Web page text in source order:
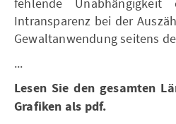
Intransparenz bei der
Gewaltanwendung seitens
...
Lesen Sie den gesamten
Grafiken als pdf.